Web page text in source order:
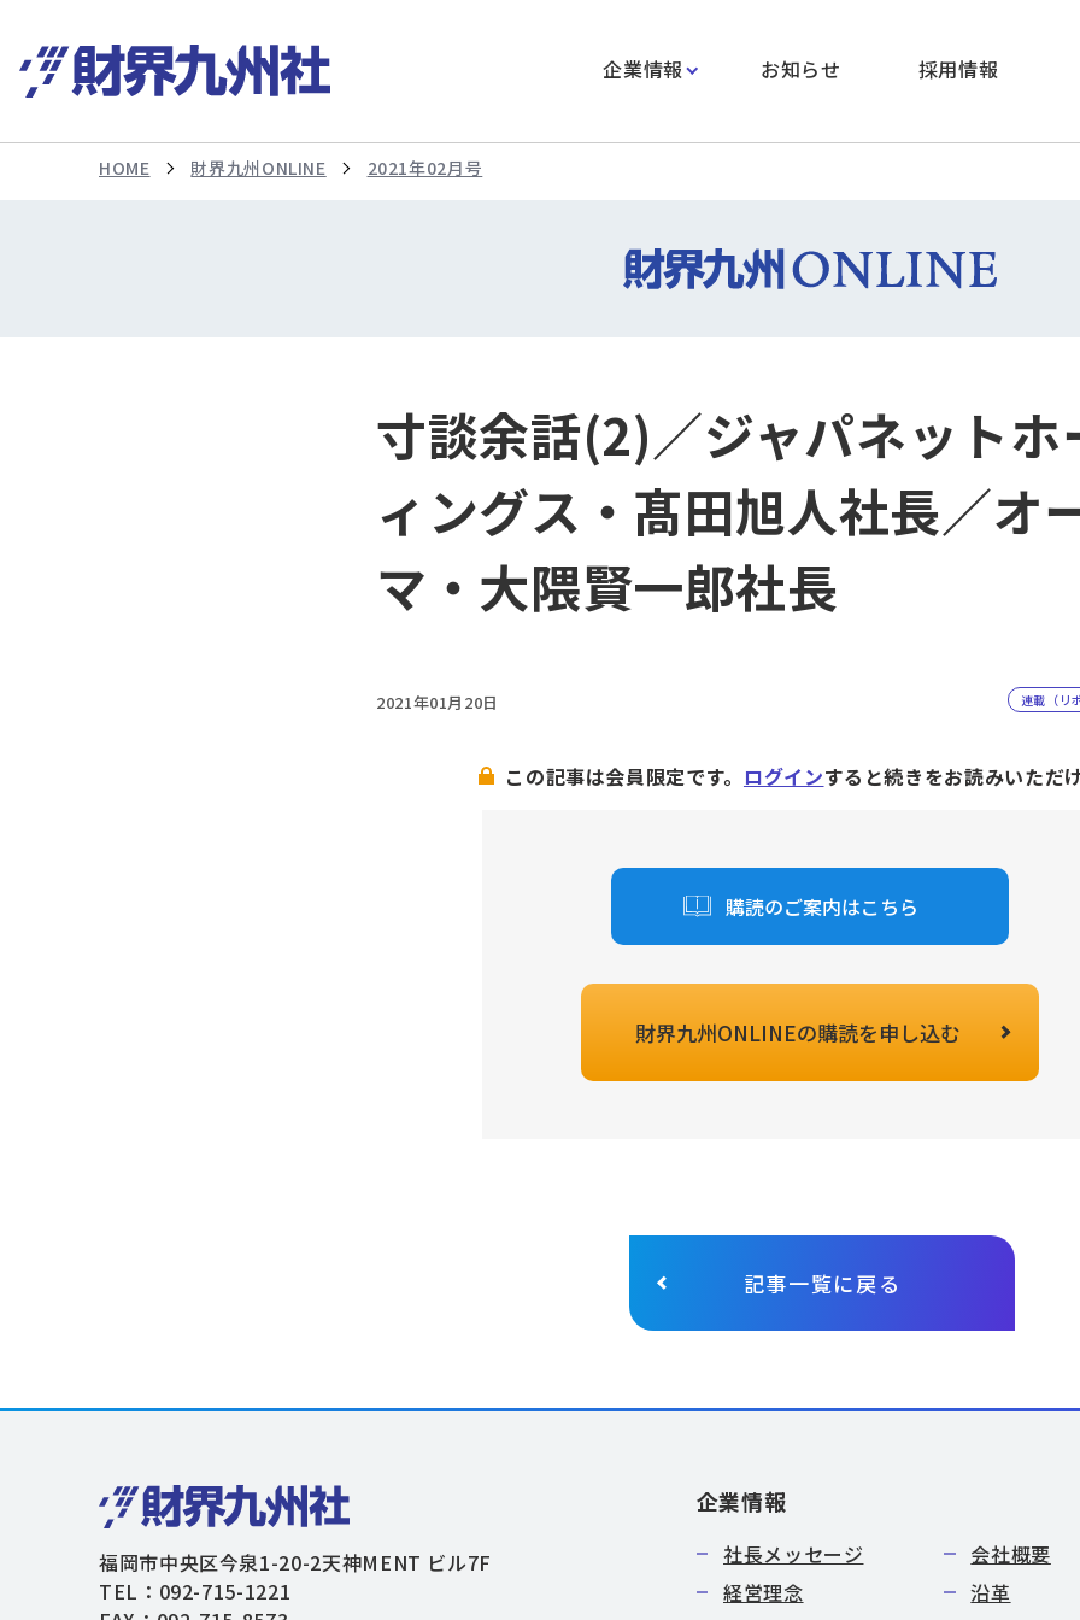
企業情報 お知らせ 採用情報
HOME 財界九州ONLINE 2021年02月号
寸談余話(2)／ジャパネットホ
ィングス・髙田旭人社長／オ
マ・大隈賢一郎社長
2021年01月20日 連載（リ
この記事は会員限定です。 ログインすると続きをお読みいただけ
購読のご案内はこちら
財界九州ONLINEの購読を申し込む
記事一覧に戻る
福岡市中央区今泉1-20-2天神MENT ビル7F
TEL：092-715-1221
企業情報
社長メッセージ
会社概要
経営理念
沿革